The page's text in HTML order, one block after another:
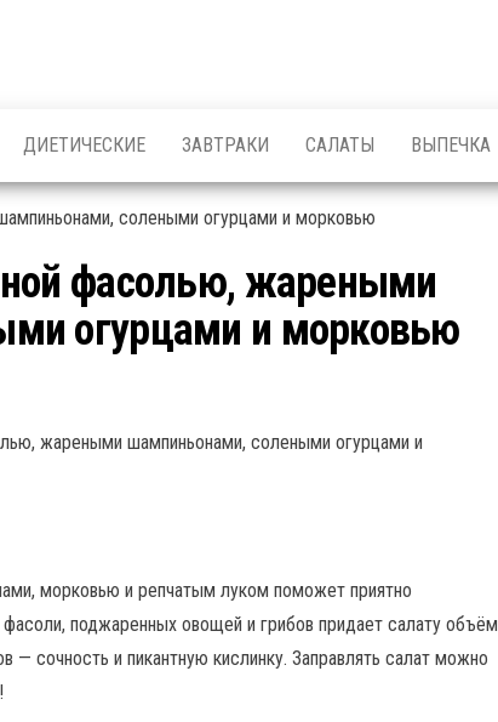
ДИЕТИЧЕСКИЕ ЗАВТРАКИ САЛАТЫ ВЫПЕЧКА
фасолью, жареными
огурцами и морковью
морковью и репчатым луком поможет приятно
поджаренных овощей и грибов придает салату объём
— сочность и пикантную кислинку. Заправлять салат можно